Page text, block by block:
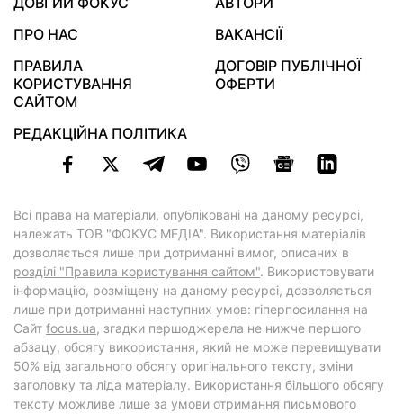
ПРО НАС
ВАКАНСІЇ
ПРАВИЛА
КОРИСТУВАННЯ
САЙТОМ
ДОГОВІР ПУБЛІЧНОЇ
ОФЕРТИ
РЕДАКЦІЙНА ПОЛІТИКА
Всі права на матеріали, опубліковані на даному ресурсі,
належать ТОВ "ФОКУС МЕДІА". Використання матеріалів
дозволяється лише при дотриманні вимог, описаних в
розділі "Правила користування сайтом". Використовувати
інформацію, розміщену на даному ресурсі, дозволяється
лише при дотриманні наступних умов: гіперпосилання на
Cайт focus.ua, згадки першоджерела не нижче першого
абзацу, обсягу використання, який не може перевищувати
50% від загального обсягу оригінального тексту, зміни
заголовку та ліда матеріалу. Використання більшого обсягу
тексту можливе лише за умови отримання письмового